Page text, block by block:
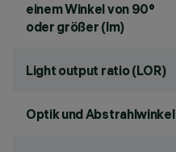
einem Winkel von 90°
oder größer (lm)
Light output ratio (LOR)
Optik und Abstrahlwinkel